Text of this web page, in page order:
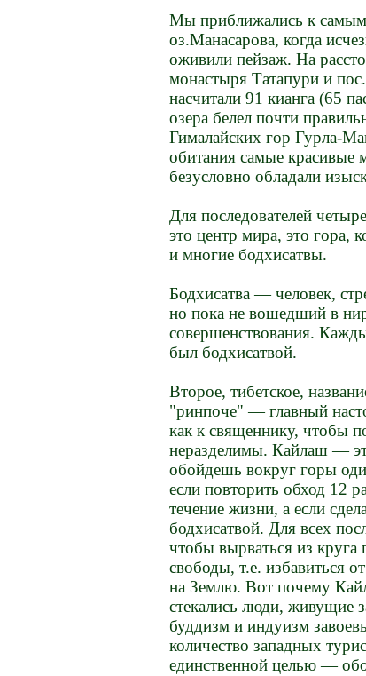
Мы приближались к
оз.Манасарова, когда
оживили пейзаж. На
монастыря Татапури и
насчитали 91 кианга (65
озера белел почти
Гималайских гор Гурла-
обитания самые красивые
безусловно обладали
Для последователей
это центр мира, это
и многие бодхисатвы.
Бодхисатва — человек,
но пока не вошедший в
совершенствования.
был бодхисатвой.
Второе, тибетское,
"ринпоче" — главный
как к священнику, чтобы
неразделимы. Кайлаш —
обойдешь вокруг горы
если повторить обход 12
течение жизни, а если
бодхисатвой. Для всех
чтобы вырваться из
свободы, т.е. избавиться
на Землю. Вот почему
стекались люди, живущие
буддизм и индуизм
количество западных
единственной целью —